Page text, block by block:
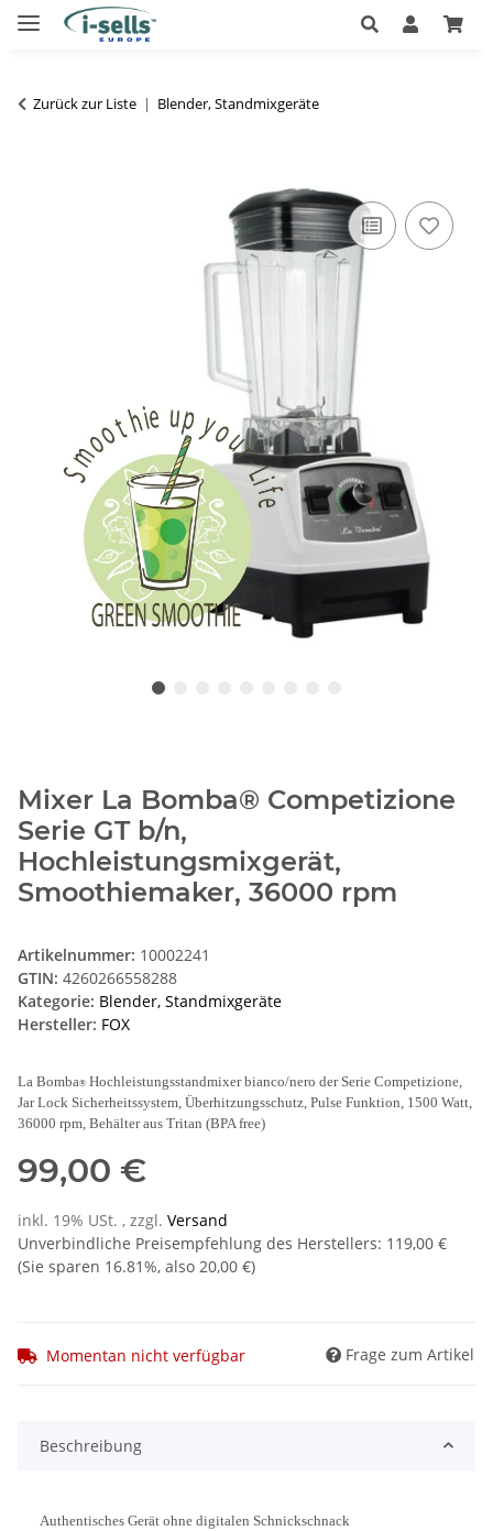
Zurück zur Liste Blender, Standmixgeräte
Mixer La Bomba® Competizione
Serie GT b/n,
Hochleistungsmixgerät,
Smoothiemaker, 36000 rpm
Artikelnummer: 10002241
GTIN: 4260266558288
Kategorie: Blender, Standmixgeräte
Hersteller: FOX
La Bomba® Hochleistungsstandmixer bianco/nero der Serie Competizione,
Jar Lock Sicherheitssystem, Überhitzungsschutz, Pulse Funktion, 1500 Watt,
36000 rpm, Behälter aus Tritan (BPA free)
99,00 €
inkl. 19% USt. , zzgl. Versand
Unverbindliche Preisempfehlung des Herstellers: 119,00 €
(Sie sparen 16.81%, also 20,00 €)
Momentan nicht verfügbar Frage zum Artikel
Beschreibung
Authentisches Gerät ohne digitalen Schnickschnack